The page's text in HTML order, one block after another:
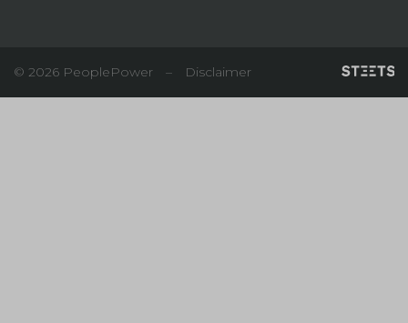
© 2026 PeoplePower – Disclaimer